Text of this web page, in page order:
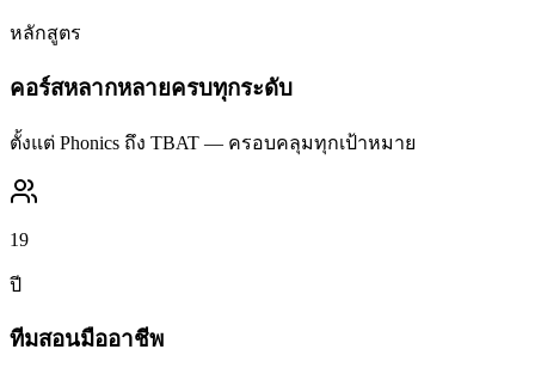
หลักสูตร
คอร์สหลากหลายครบทุกระดับ
ตั้งแต่ Phonics ถึง TBAT — ครอบคลุมทุกเป้าหมาย
19
ปี
ทีมสอนมืออาชีพ